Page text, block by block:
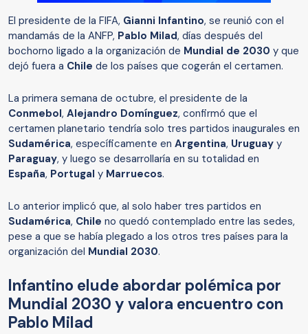
El presidente de la FIFA, Gianni Infantino, se reunió con el
mandamás de la ANFP, Pablo Milad, días después del
bochorno ligado a la organización de Mundial de 2030 y que
dejó fuera a Chile de los países que cogerán el certamen.
La primera semana de octubre, el presidente de la
Conmebol, Alejandro Domínguez, confirmó que el
certamen planetario tendría solo tres partidos inaugurales en
Sudamérica, específicamente en Argentina, Uruguay y
Paraguay, y luego se desarrollaría en su totalidad en
España, Portugal y Marruecos.
Lo anterior implicó que, al solo haber tres partidos en
Sudamérica, Chile no quedó contemplado entre las sedes,
pese a que se había plegado a los otros tres países para la
organización del Mundial 2030.
Infantino elude abordar polémica por
Mundial 2030 y valora encuentro con
Pablo Milad